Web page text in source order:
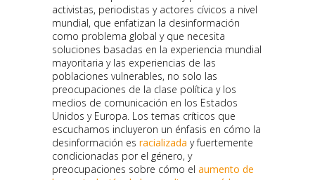
activistas, periodistas y actores cívicos a nivel
mundial, que enfatizan la desinformación
como problema global y que necesita
soluciones basadas en la experiencia mundial
mayoritaria y las experiencias de las
poblaciones vulnerables, no solo las
preocupaciones de la clase política y los
medios de comunicación en los Estados
Unidos y Europa. Los temas críticos que
escuchamos incluyeron un énfasis en cómo la
desinformación es racializada y fuertemente
condicionadas por el género, y
preocupaciones sobre cómo el aumento de